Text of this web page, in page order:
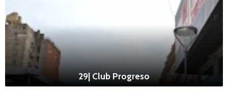
29| Club Progreso